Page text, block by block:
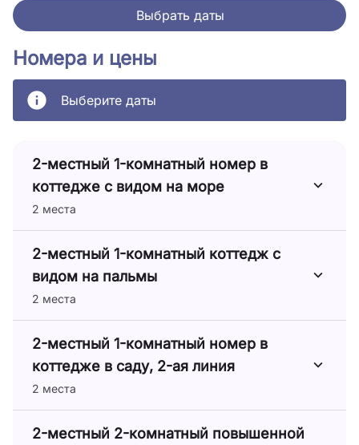
Номера и цены
Выберите даты
2-местный 1-комнатный номер в
коттедже с видом на море
2 места
2-местный 1-комнатный коттедж с
видом на пальмы
2 места
2-местный 1-комнатный номер в
коттедже в саду, 2-ая линия
2 места
2-местный 2-комнатный повышенной
Выбрать даты